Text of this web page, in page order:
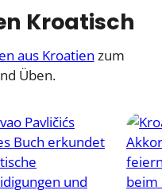
Kroatisch
aus Kroatien zum
Üben.